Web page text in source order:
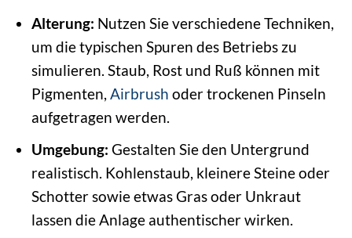
Alterung: Nutzen Sie verschiedene Techniken,
um die typischen Spuren des Betriebs zu
simulieren. Staub, Rost und Ruß können mit
Pigmenten, Airbrush oder trockenen Pinseln
aufgetragen werden.
Umgebung: Gestalten Sie den Untergrund
realistisch. Kohlenstaub, kleinere Steine oder
Schotter sowie etwas Gras oder Unkraut
lassen die Anlage authentischer wirken.